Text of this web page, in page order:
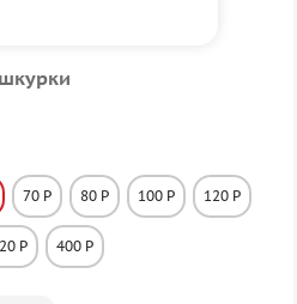
70 P 80 P 100 P 120 P
P 400 P